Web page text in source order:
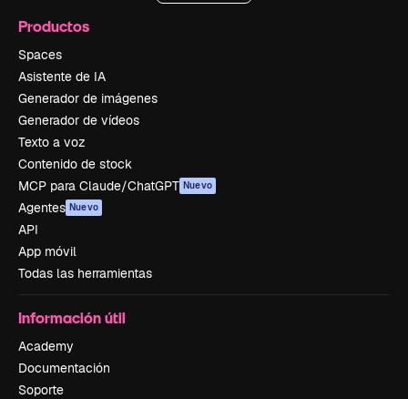
Productos
Spaces
Asistente de IA
Generador de imágenes
Generador de vídeos
Texto a voz
Contenido de stock
MCP para Claude/ChatGPT Nuevo
Agentes Nuevo
API
App móvil
Todas las herramientas
Información útil
Academy
Documentación
Soporte